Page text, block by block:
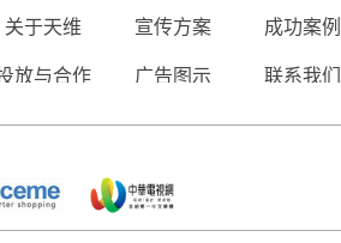
关于天维 宣传方案 成功案例
放与合作 广告图示 联系我们